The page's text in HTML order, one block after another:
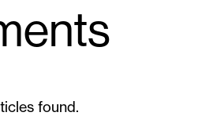
found.